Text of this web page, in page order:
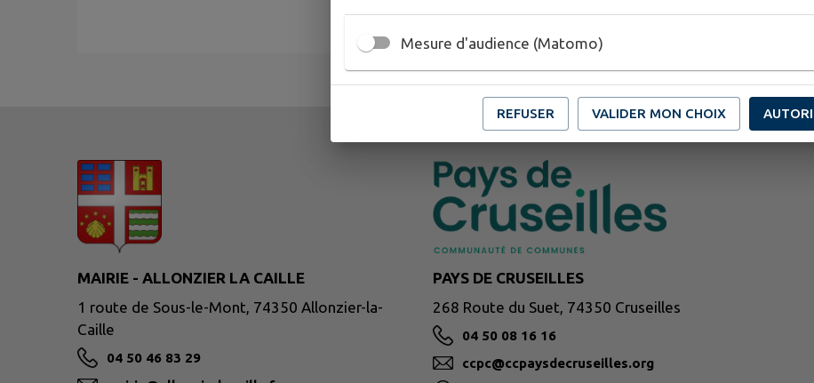
MAIRIE - ALLONZIER LA CAILLE
1 route de Sous-le-Mont, 74350 Allonzier-la-
Caille
04 50 46 83 29
PAYS DE CRUSEILLES
268 Route du Suet, 74350 Cruseilles
04 50 08 16 16
ccpc@ccpaysdecruseilles.org
Mesure d'audience (Matomo)
REFUSER VALIDER MON CHOIX